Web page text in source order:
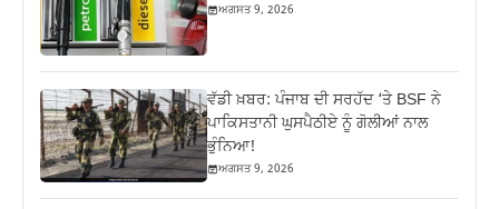
ਅਗਸਤ 9, 2026
ਵੱਡੀ ਖ਼ਬਰ: ਪੰਜਾਬ ਦੀ ਸਰਹੱਦ ‘ਤੇ BSF ਨੇ
ਪਾਕਿਸਤਾਨੀ ਘੁਸਪੈਠੀਏ ਨੂੰ ਗੋਲੀਆਂ ਨਾਲ
ਭੁੰਨਿਆ!
ਅਗਸਤ 9, 2026